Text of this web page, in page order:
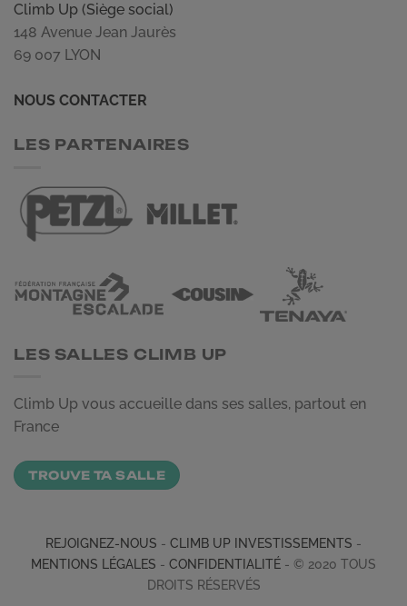
Climb Up (Siège social)
148 Avenue Jean Jaurès
69 007 LYON
NOUS CONTACTER
LES PARTENAIRES
LES SALLES CLIMB UP
Climb Up vous accueille dans ses salles, partout en
France
TROUVE TA SALLE
REJOIGNEZ-NOUS - CLIMB UP INVESTISSEMENTS -
MENTIONS LÉGALES - CONFIDENTIALITÉ - © 2020 TOUS
DROITS RÉSERVÉS